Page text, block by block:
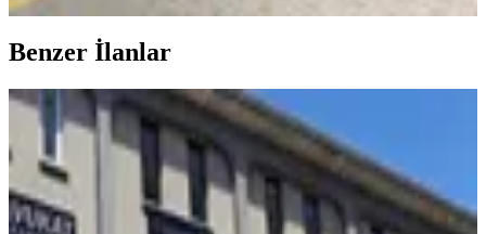
Benzer İlanlar
Sincan Merkez'de Harika
Lokasyonda 1+1 Geniş Kiralık Ofis
Ankara, Sincan
2 Oda·35 m² 3. Kat·06.06.2026